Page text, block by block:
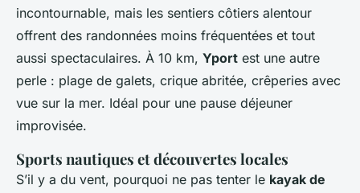
incontournable, mais les sentiers côtiers alentour
offrent des randonnées moins fréquentées et tout
aussi spectaculaires. À 10 km, Yport est une autre
perle : plage de galets, crique abritée, crêperies avec
vue sur la mer. Idéal pour une pause déjeuner
improvisée.
Sports nautiques et découvertes locales
S’il y a du vent, pourquoi ne pas tenter le kayak de